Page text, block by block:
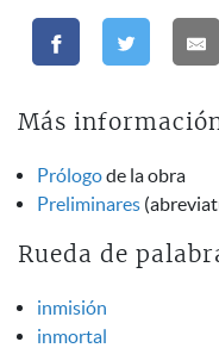
Más
Prólogode la obra
Preliminares
Rueda de
inmisión
inmortal